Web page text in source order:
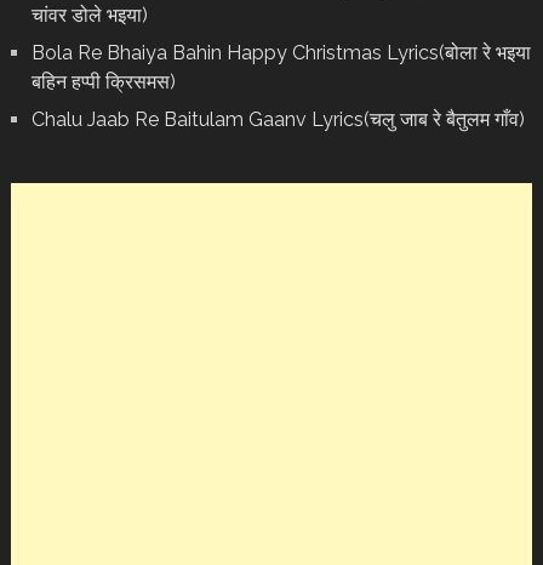
चांवर डोले भइया)
Bola Re Bh‌aiya Bahin Happy Christmas Lyrics(बोला रे भ‌इया
बहिन हप्पी क्रिसमस)
Chalu Jaab Re Baitulam Gaanv Lyrics(चलु जाब रे बैतुलम गाँव)